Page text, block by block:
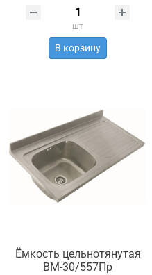
шт
В корзину
Ёмкость цельнотянутая
ВМ-30/557Пр